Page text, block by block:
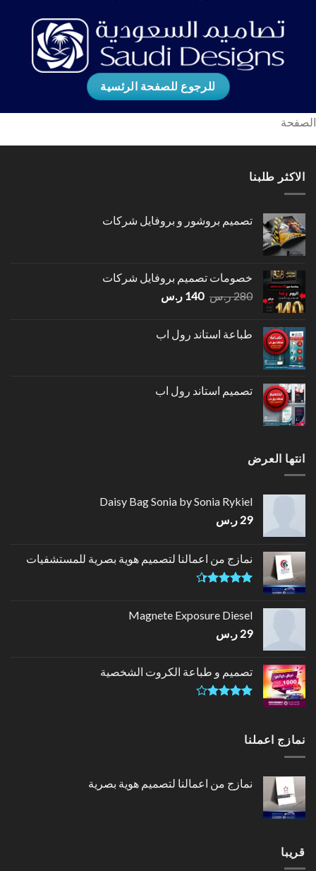
للرجوع للصفحة الرئسية
الصفحة
الاكثر طلبنا
تصميم بروشور و بروفايل شركات
خصومات تصميم بروفايل شركات
280ر.س السعر
280 ر.س.
140 ر.س
140 ر.س.طباعة استاند رول اب
تصميم استاند رول اب
انتها العرض
Daisy Bag Sonia by Sonia Rykiel
29 ر.س
نمازج من اعمالنا لتصميم هوية بصرية للمستشفيات
5
Magnete Exposure Diesel
29 ر.س
تصميم و طباعة الكروت الشخصية
5
نمازج اعملنا
نمازج من اعمالنا لتصميم هوية بصرية
قريبا